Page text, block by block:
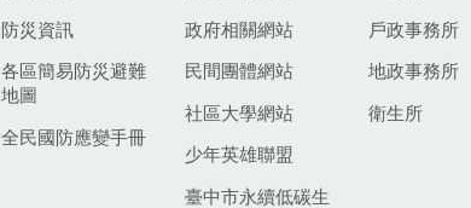
防災資訊
各區簡易防災避難
地圖
全民國防應變手冊
政府相關網站
民間團體網站
社區大學網站
少年英雄聯盟
臺中市永續低碳生
戶政事務所
地政事務所
衛生所